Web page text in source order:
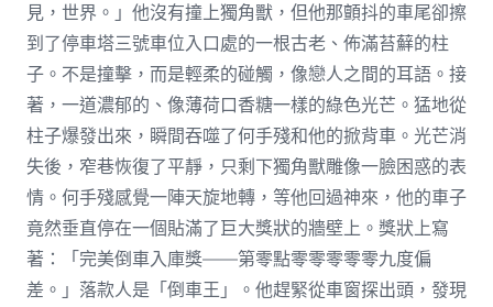
見，世界。」他沒有撞上獨角獸，但他那顫抖的車尾卻擦
到了停車塔三號車位入口處的一根古老、佈滿苔蘚的柱
子。不是撞擊，而是輕柔的碰觸，像戀人之間的耳語。接
著，一道濃郁的、像薄荷口香糖一樣的綠色光芒。猛地從
柱子爆發出來，瞬間吞噬了何手殘和他的掀背車。光芒消
失後，窄巷恢復了平靜，只剩下獨角獸雕像一臉困惑的表
情。何手殘感覺一陣天旋地轉，等他回過神來，他的車子
竟然垂直停在一個貼滿了巨大獎狀的牆壁上。獎狀上寫
著：「完美倒車入庫獎——第零點零零零零零九度偏
差。」落款人是「倒車王」。他趕緊從車窗探出頭，發現